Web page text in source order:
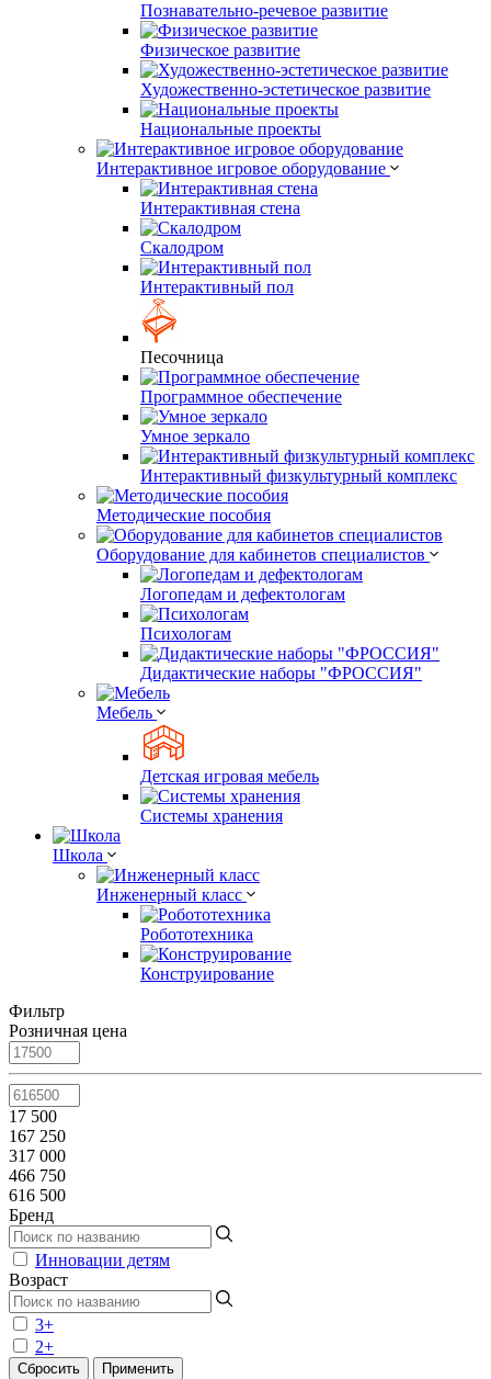
Познавательно-речевое развитие
Физическое развитие
Художественно-эстетическое развитие
Национальные проекты
Интерактивное игровое оборудование
Интерактивная стена
Скалодром
Интерактивный пол
Песочница
Программное обеспечение
Умное зеркало
Интерактивный физкультурный комплекс
Методические пособия
Оборудование для кабинетов специалистов
Логопедам и дефектологам
Психологам
Дидактические наборы "ФРОССИЯ"
Мебель
Детская игровая мебель
Системы хранения
Школа
Инженерный класс
Робототехника
Конструирование
Фильтр
Розничная цена
17 500
167 250
317 000
466 750
616 500
Бренд
Инновации детям
Возраст
3+
2+